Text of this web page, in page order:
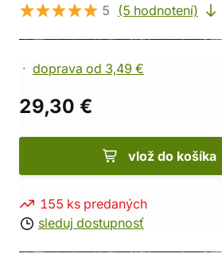
5 (5 hodnotení)
doprava od 3,49 €
29,30 €
vlož do košíka
155 ks predaných
sleduj dostupnosť